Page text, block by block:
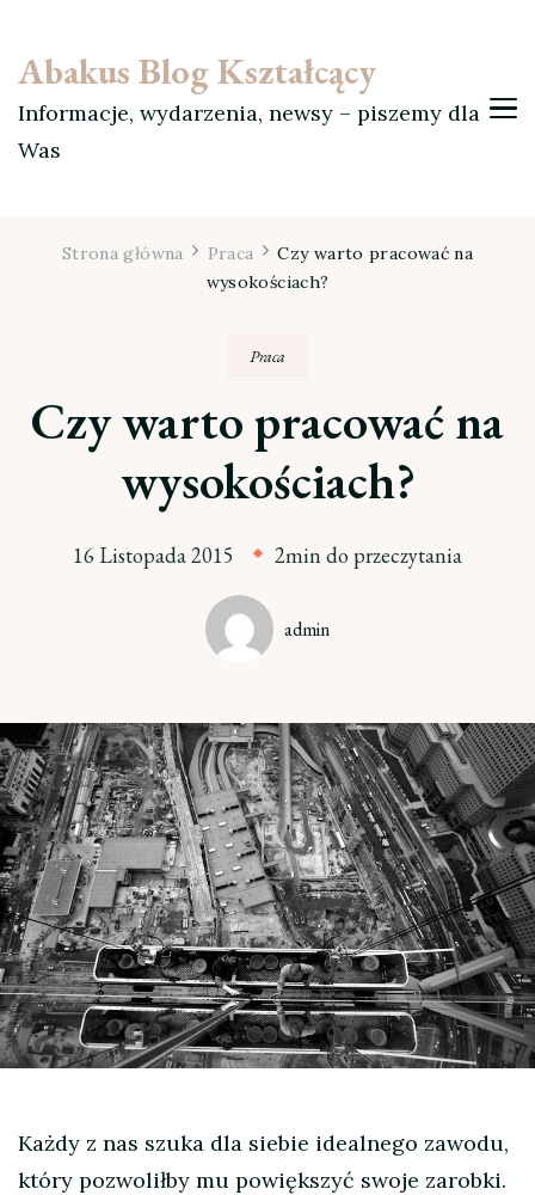
Abakus Blog Kształcący
Informacje, wydarzenia, newsy – piszemy dla
Was
Strona główna Praca
Czy warto pracować na
wysokościach?
Praca
Czy warto pracować na
wysokościach?
16 Listopada 2015 2min do przeczytania
admin
Każdy z nas szuka dla siebie idealnego zawodu,
który pozwoliłby mu powiększyć swoje zarobki.